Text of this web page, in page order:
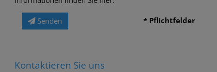
Senden * Pflichtfelder
Kontaktieren Sie uns